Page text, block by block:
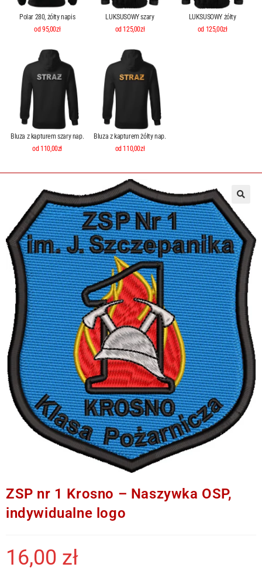
Polar 280, żółty napis
od 95,00zł
LUKSUSOWY szary
od 125,00zł
LUKSUSOWY żółty
od 125,00zł
Bluza z kapturem szary nap.
od 110,00zł
Bluza z kapturem żółty nap.
od 110,00zł
ZSP nr 1 Krosno – Naszywka OSP,
indywidualne logo
16,00 zł